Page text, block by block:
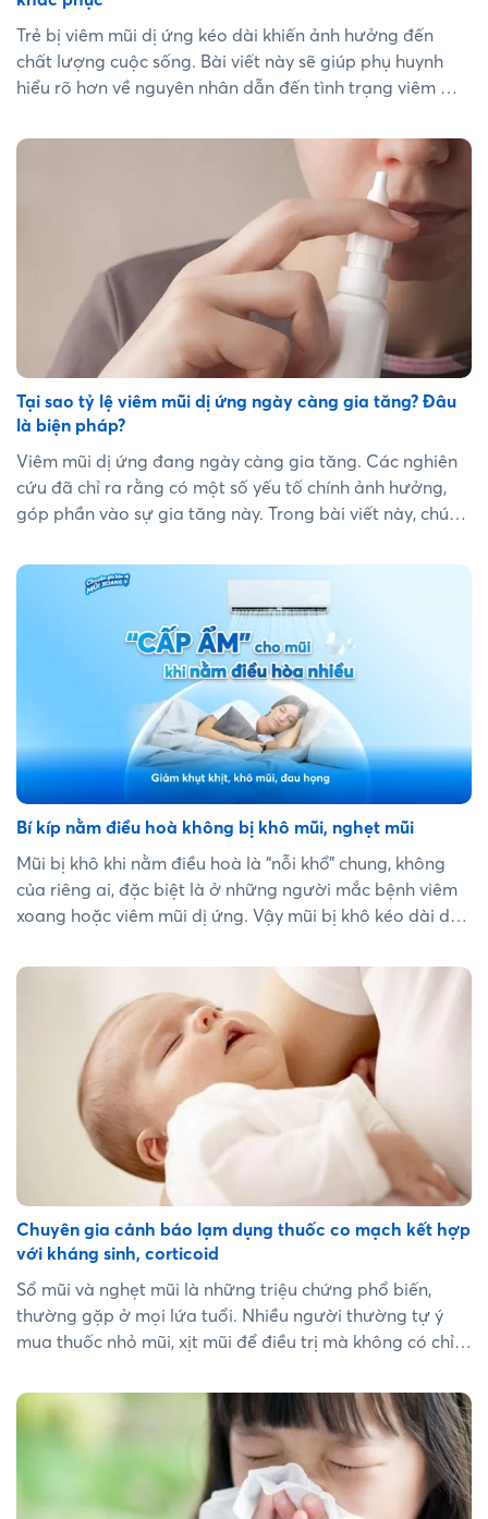
Trẻ bị viêm mũi dị ứng kéo dài khiến ảnh hưởng đến
chất lượng cuộc sống. Bài viết này sẽ giúp phụ huynh
hiểu rõ hơn về nguyên nhân dẫn đến tình trạng viêm mũi
hiệu quả....
Tại sao tỷ lệ viêm mũi dị ứng ngày càng gia tăng? Đâu
là biện pháp?
Viêm mũi dị ứng đang ngày càng gia tăng. Các nghiên
cứu đã chỉ ra rằng có một số yếu tố chính ảnh hưởng,
góp phần vào sự gia tăng này. Trong bài viết này, chúng
như cách dự phòng và điều trị tốt nhất....
Bí kíp nằm điều hoà không bị khô mũi, nghẹt mũi
Mũi bị khô khi nằm điều hoà là “nỗi khổ” chung, không
của riêng ai, đặc biệt là ở những người mắc bệnh viêm
xoang hoặc viêm mũi dị ứng. Vậy mũi bị khô kéo dài do
khô khi ở lâu trong môi trường điều hoà? Theo dõi bài
Chuyên gia cảnh báo lạm dụng thuốc co mạch kết hợp
với kháng sinh, corticoid
Sổ mũi và nghẹt mũi là những triệu chứng phổ biến,
thường gặp ở mọi lứa tuổi. Nhiều người thường tự ý
mua thuốc nhỏ mũi, xịt mũi để điều trị mà không có chỉ
với kháng sinh, corticoid có thể dẫn đến nhiều nguy cơ
tiềm ẩn cho sức khỏe. Tìm hiểu bài viết này đẻ có cách
giảm nghẹt an toàn!...